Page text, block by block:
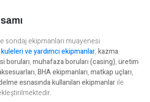
sondaj ekipmanları muayenesi
ve yardımcı ekipmanlar,kazma
boruları,muhafaza boruları (casing),üretim
,BHA ekipmanları,matkap uçları,
esnasında kullanılan ekipmanlar ile